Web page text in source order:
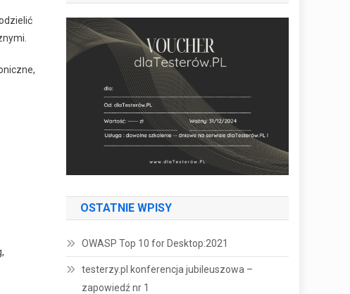
OSTATNIE WPISY
OWASP Top 10 for Desktop:2021
testerzy.pl konferencja jubileuszowa –
zapowiedź nr 1